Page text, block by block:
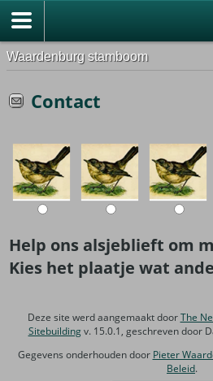
Waardenburg stamboom
Contact
Help ons alsjeblieft om
Kies het plaatje wat
Deze site werd aangemaakt doorThe
Sitebuildingv. 15.0.1, geschreven door
Gegevens onderhouden door Pieter
Beleid.